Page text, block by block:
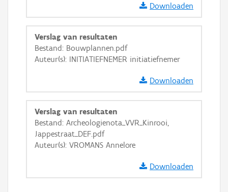
Downloaden
Verslag van resultaten
Bestand: Bouwplannen.pdf
Auteur(s): INITIATIEFNEMER initiatiefnemer
Downloaden
Verslag van resultaten
Bestand: Archeologienota_VVR_Kinrooi,
Jappestraat_DEF.pdf
Auteur(s): VROMANS Annelore
Downloaden